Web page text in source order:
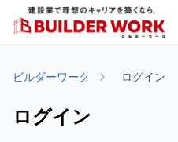
ビルダーワーク ログイン
ログイン